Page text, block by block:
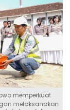
memperkuat
melaksanakan